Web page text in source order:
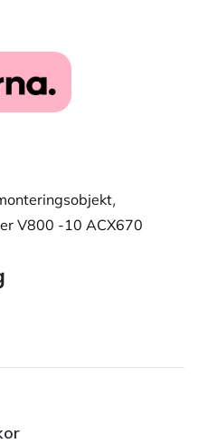
,
V800 -10 ACX670